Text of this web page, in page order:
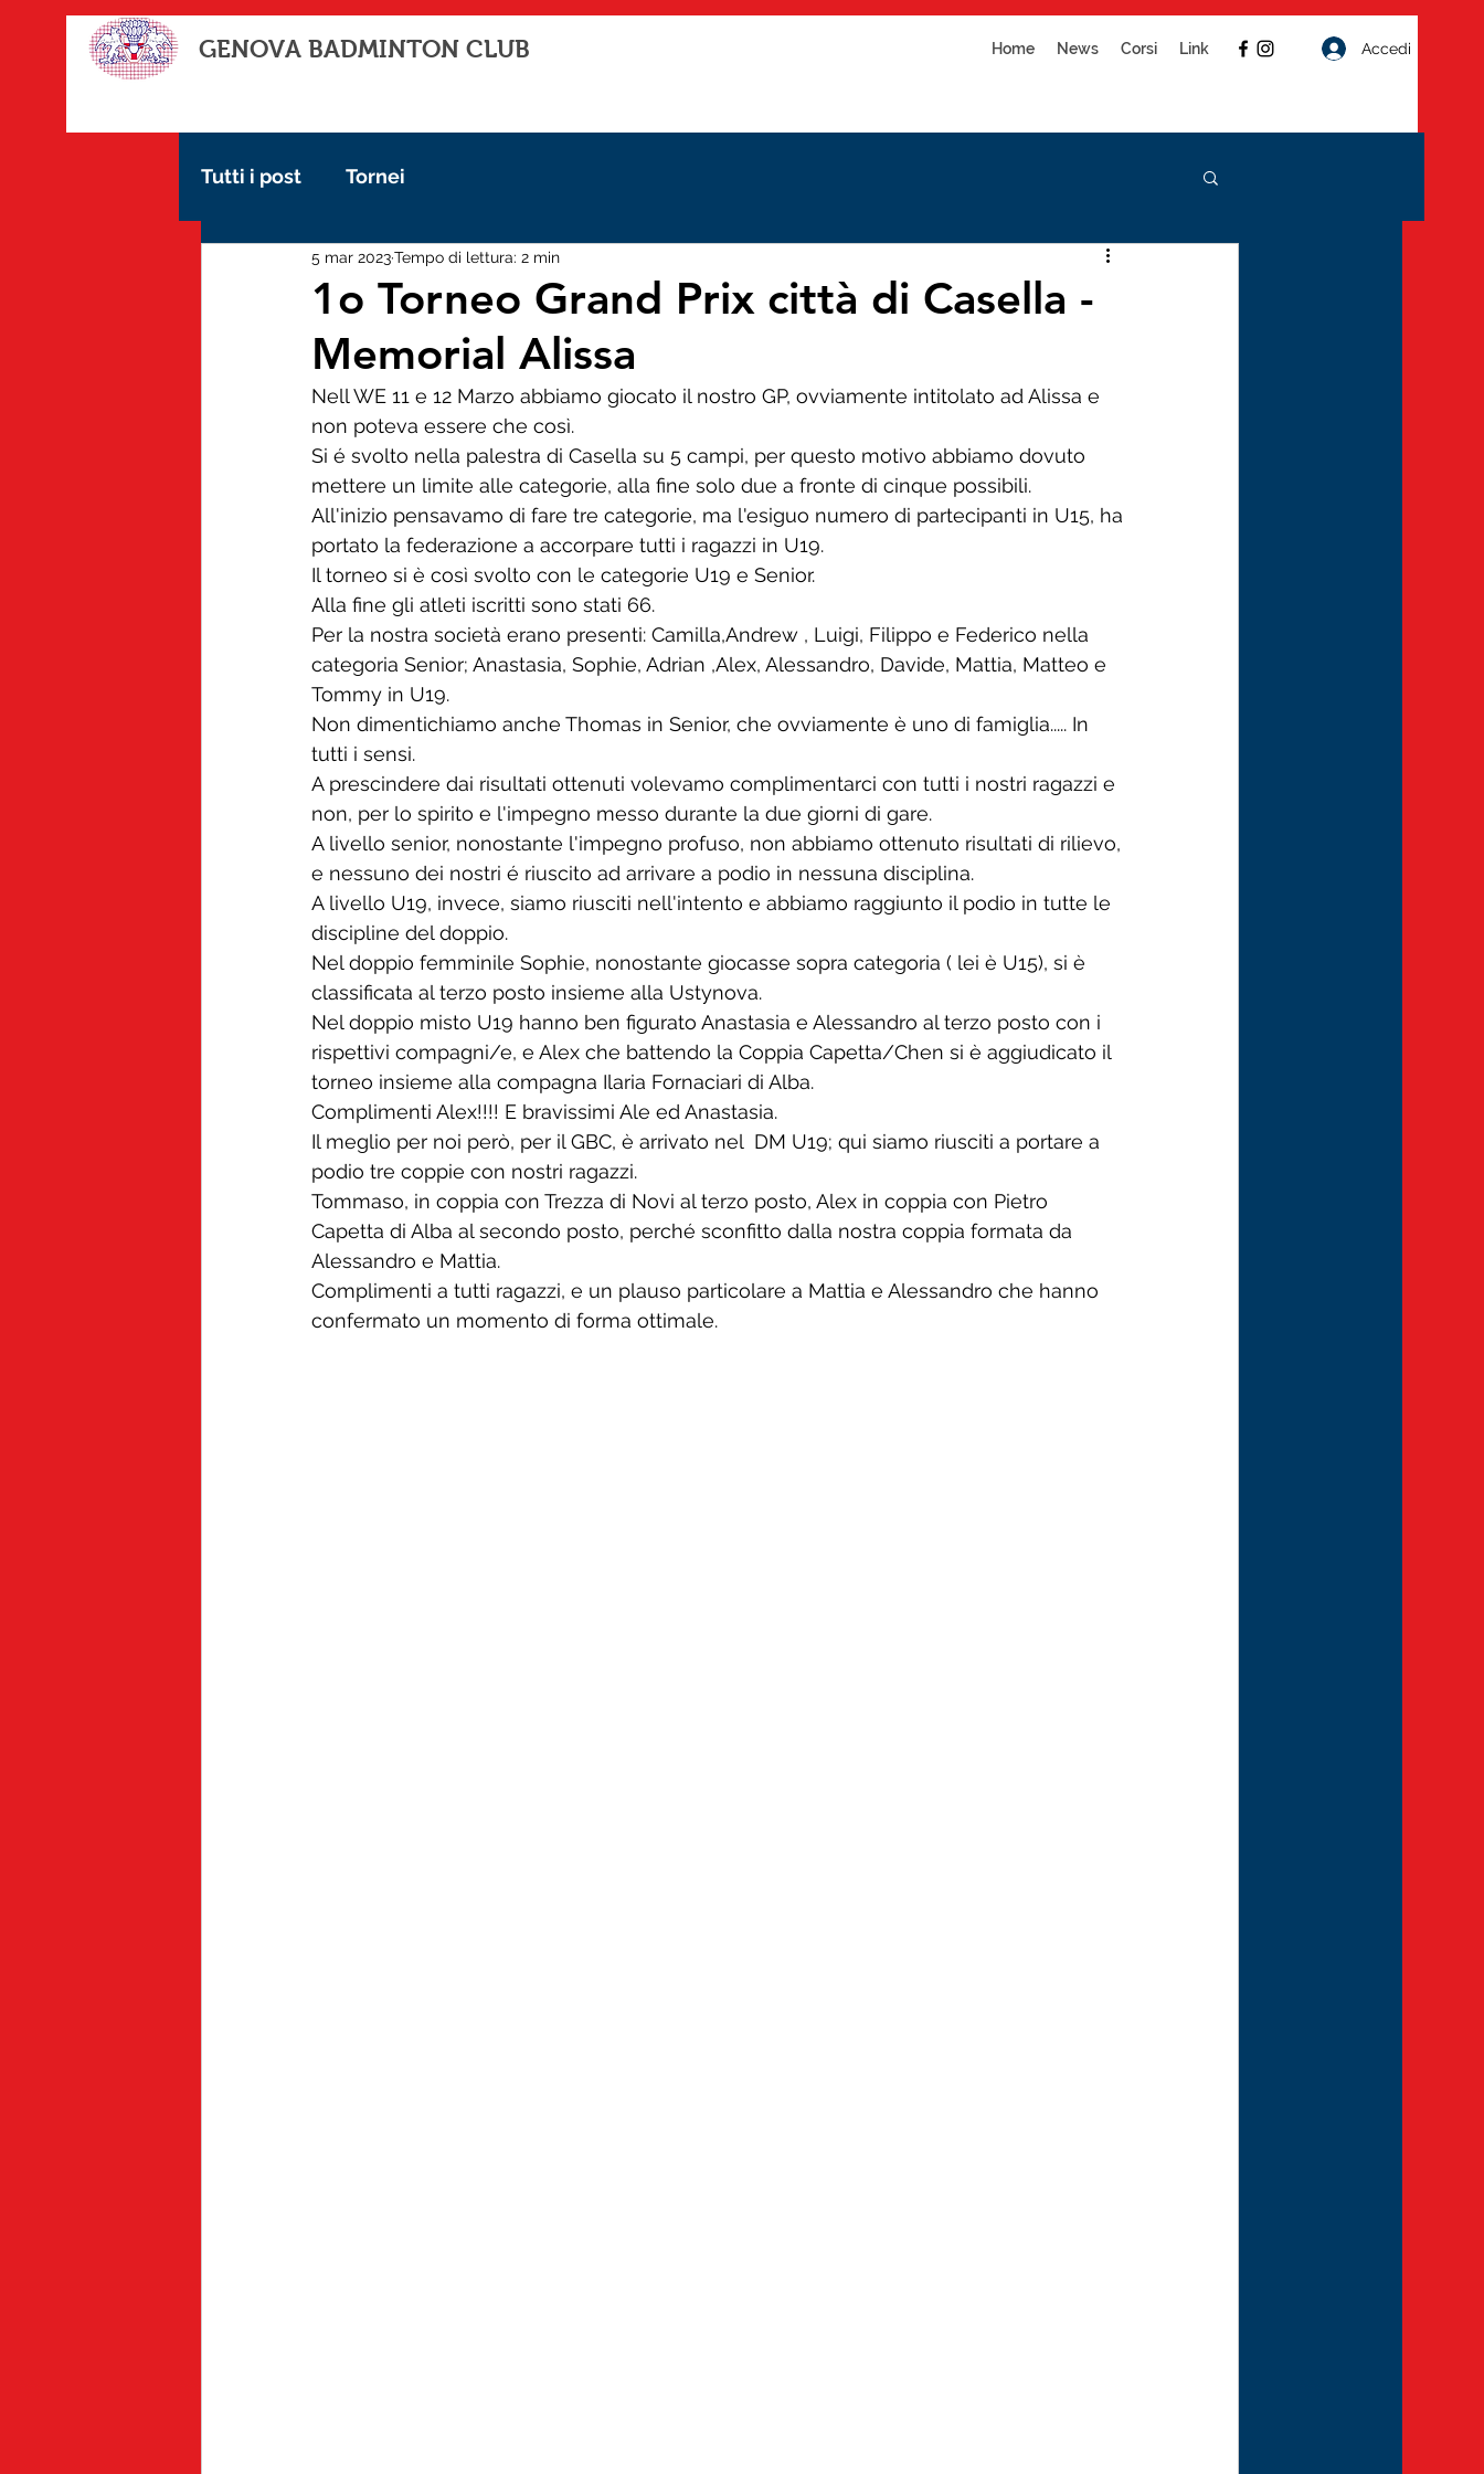
GENOVA BADMINTON CLUB Home News Corsi Link Accedi
Tutti i post Tornei
1o Torneo Grand Prix città di Casella -
Memorial Alissa
5 mar 2023Tempo di lettura: 2 min
Nell WE 11 e 12 Marzo abbiamo giocato il nostro GP, ovviamente intitolato ad Alissa e
non poteva essere che così.
Si é svolto nella palestra di Casella su 5 campi, per questo motivo abbiamo dovuto
mettere un limite alle categorie, alla fine solo due a fronte di cinque possibili.
All'inizio pensavamo di fare tre categorie, ma l'esiguo numero di partecipanti in U15, ha
portato la federazione a accorpare tutti i ragazzi in U19.
Il torneo si è così svolto con le categorie U19 e Senior.
Alla fine gli atleti iscritti sono stati 66.
Per la nostra società erano presenti: Camilla,Andrew , Luigi, Filippo e Federico nella
categoria Senior; Anastasia, Sophie, Adrian ,Alex, Alessandro, Davide, Mattia, Matteo e
Tommy in U19.
Non dimentichiamo anche Thomas in Senior, che ovviamente è uno di famiglia..... In
tutti i sensi.
A prescindere dai risultati ottenuti volevamo complimentarci con tutti i nostri ragazzi e
non, per lo spirito e l'impegno messo durante la due giorni di gare.
A livello senior, nonostante l'impegno profuso, non abbiamo ottenuto risultati di rilievo,
e nessuno dei nostri é riuscito ad arrivare a podio in nessuna disciplina.
A livello U19, invece, siamo riusciti nell'intento e abbiamo raggiunto il podio in tutte le
discipline del doppio.
Nel doppio femminile Sophie, nonostante giocasse sopra categoria ( lei è U15), si è
classificata al terzo posto insieme alla Ustynova.
Nel doppio misto U19 hanno ben figurato Anastasia e Alessandro al terzo posto con i
rispettivi compagni/e, e Alex che battendo la Coppia Capetta/Chen si è aggiudicato il
torneo insieme alla compagna Ilaria Fornaciari di Alba.
Complimenti Alex!!!! E bravissimi Ale ed Anastasia.
Il meglio per noi però, per il GBC, è arrivato nel  DM U19; qui siamo riusciti a portare a
podio tre coppie con nostri ragazzi.
Tommaso, in coppia con Trezza di Novi al terzo posto, Alex in coppia con Pietro
Capetta di Alba al secondo posto, perché sconfitto dalla nostra coppia formata da
Alessandro e Mattia.
Complimenti a tutti ragazzi, e un plauso particolare a Mattia e Alessandro che hanno
confermato un momento di forma ottimale.